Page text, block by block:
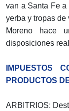
van a Santa Fe
yerba y tropas de
Moreno hace
disposiciones
IMPUESTOS
PRODUCTOS
ARBITRIOS: